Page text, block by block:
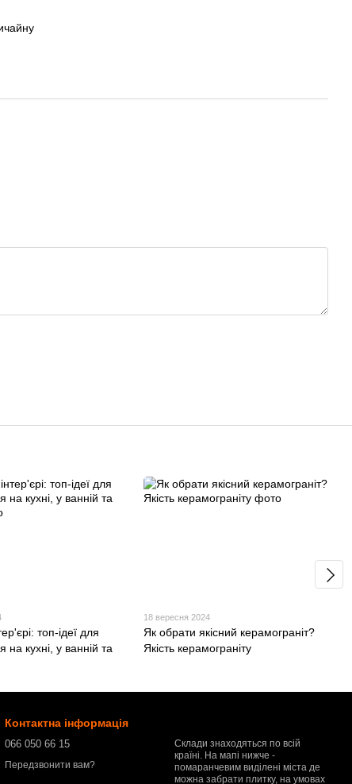
топ-ідеї для
на кухні, у ванній та
18 вересня 2024
Як обрати якісний керамограніт?
Якість керамограніту
Контактна інформація
066 050 66 15
Передзвонити вам?
Склади знаходяться по всій
країні. На мапі нижче -
помаранчевим виділені міста де
можна забрати плитку, на умовах